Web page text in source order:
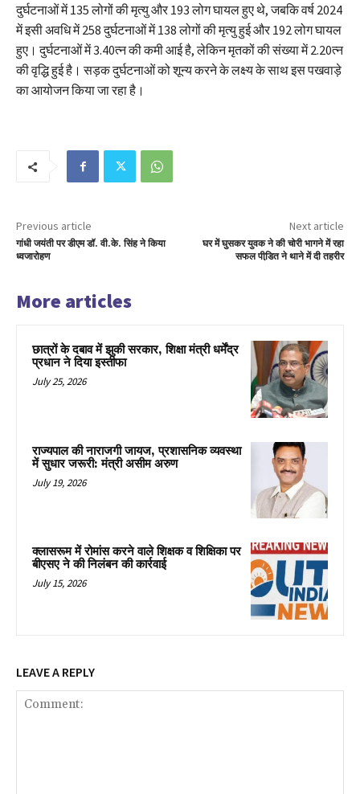
दुर्घटनाओं में 135 लोगों की मृत्यु और 193 लोग घायल हुए थे, जबकि वर्ष 2024
में इसी अवधि में 258 दुर्घटनाओं में 138 लोगों की मृत्यु हुई और 192 लोग घायल
हुए। दुर्घटनाओं में 3.40त्न की कमी आई है, लेकिन मृतकों की संख्या में 2.20त्न
की वृद्धि हुई है। सड़क दुर्घटनाओं को शून्य करने के लक्ष्य के साथ इस पखवाड़े
का आयोजन किया जा रहा है।
Previous article
गांधी जयंती पर डीएम डॉ. वी.के. सिंह ने किया
ध्वजारोहण
Next article
घर में घुसकर युवक ने की चोरी भागने में रहा
सफल पीडि़त ने थाने में दी तहरीर
More articles
छात्रों के दबाव में झुकी सरकार, शिक्षा मंत्री धर्मेंद्र
प्रधान ने दिया इस्तीफा
July 25, 2026
राज्यपाल की नाराजगी जायज, प्रशासनिक व्यवस्था
में सुधार जरूरी: मंत्री असीम अरुण
July 19, 2026
क्लासरूम में रोमांस करने वाले शिक्षक व शिक्षिका पर
बीएसए ने की निलंबन की कार्रवाई
July 15, 2026
LEAVE A REPLY